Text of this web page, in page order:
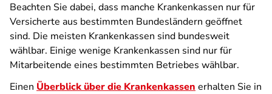
Beachten Sie dabei, dass manche Krankenkassen nur für
Versicherte aus bestimmten Bundesländern geöffnet
sind. Die meisten Krankenkassen sind bundesweit
wählbar. Einige wenige Krankenkassen sind nur für
Mitarbeitende eines bestimmten Betriebes wählbar.
Einen Überblick über die Krankenkassen erhalten Sie in